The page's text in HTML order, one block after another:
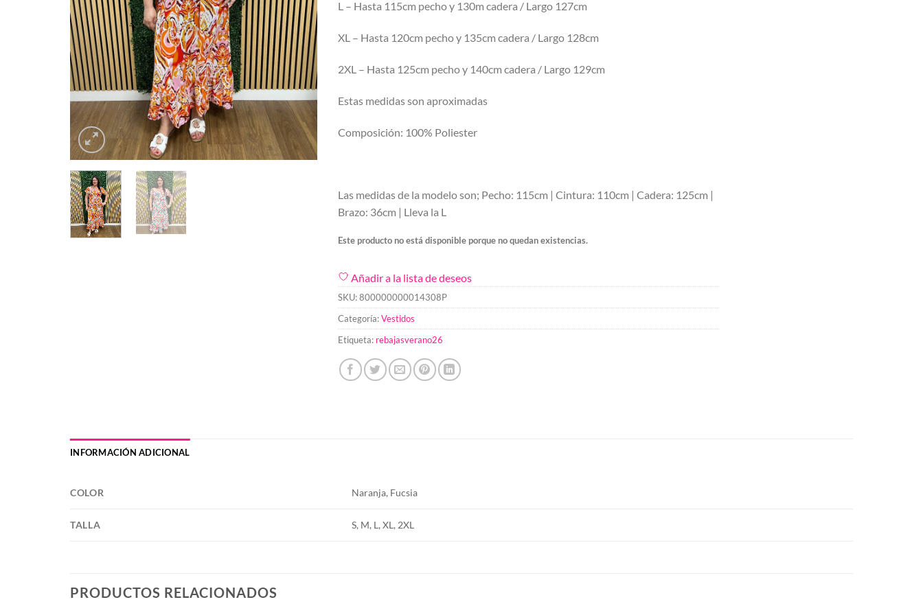
L – Hasta 115cm pecho y 130m cadera / Largo 127cm
XL – Hasta 120cm pecho y 135cm cadera / Largo 128cm
2XL – Hasta 125cm pecho y 140cm cadera / Largo 129cm
Estas medidas son aproximadas
Composición: 100% Poliester
Las medidas de la modelo son; Pecho: 115cm | Cintura: 110cm | Cadera: 125cm |
Brazo: 36cm | Lleva la L
Este producto no está disponible porque no quedan existencias.
Añadir a la lista de deseos
SKU:800000000014308P
Categoría:Vestidos
Etiqueta: rebajasverano26
INFORMACIÓN ADICIONAL
COLOR Naranja, Fucsia
TALLA S, M, L, XL, 2XL
PRODUCTOS RELACIONADOS